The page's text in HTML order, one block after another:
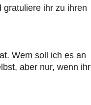
gratuliere ihr zu ihren
Wem soll ich es an
aber nur, wenn ihr